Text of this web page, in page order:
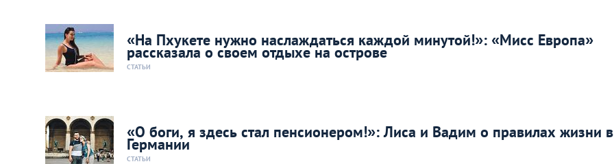
«На Пхукете нужно наслаждаться каждой минутой!»: «Мисс Европа»
рассказала о своем отдыхе на острове
СТАТЬИ
«О боги, я здесь стал пенсионером!»: Лиса и Вадим о правилах жизни в
Германии
СТАТЬИ